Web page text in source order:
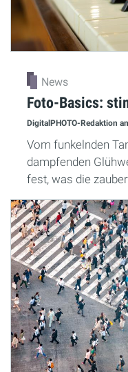
News
Foto-Basics:
DigitalPHOTO-Redaktion
Vom funkelnden
dampfenden
fest, was die